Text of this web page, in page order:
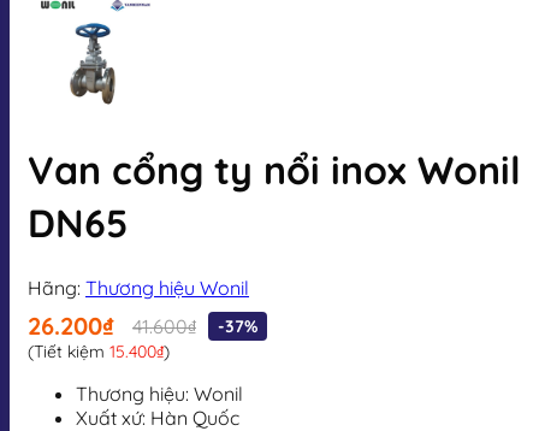
Van cổng ty nổi inox Wonil
DN65
Hãng: Thương hiệu Wonil
26.200₫ 41.600₫
-37%
(Tiết kiệm 15.400₫)
Thương hiệu: Wonil
Xuất xứ: Hàn Quốc